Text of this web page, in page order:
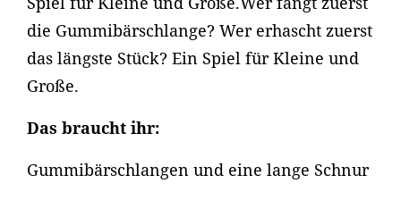
die Gummibärschlange? Wer erhascht zuerst
das längste Stück? Ein Spiel für Kleine und
Große.
Das braucht ihr:
Gummibärschlangen und eine lange Schnur